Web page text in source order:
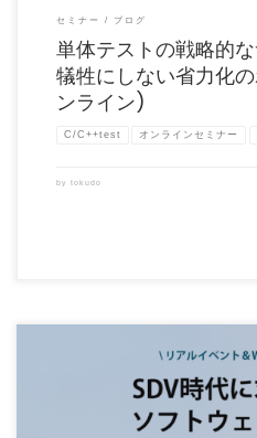
セミナー ブログ
単体テストの戦略的
犠牲にしない省力化
ンライン)
C/C++test オンラインセミナー
by tokudo